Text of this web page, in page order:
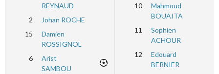
REYNAUD
2
Johan ROCHE
15
Damien
ROSSIGNOL
6
Arist
SAMBOU
10
Mahmoud
BOUAITA
11
Sophien
ACHOUR
12
Edouard
BERNIER